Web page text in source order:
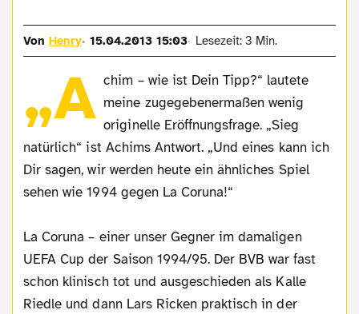
VonHenry 15.04.2013 15:03 Lesezeit: 3 Min.
„A chim – wie ist Dein Tipp?“ lautete
meine zugegebenermaßen wenig
originelle Eröffnungsfrage. „Sieg
natürlich“ ist Achims Antwort. „Und eines kann ich
Dir sagen, wir werden heute ein ähnliches Spiel
sehen wie 1994 gegen La Coruna!“
La Coruna – einer unser Gegner im damaligen
UEFA Cup der Saison 1994/95. Der BVB war fast
schon klinisch tot und ausgeschieden als Kalle
Riedle und dann Lars Ricken praktisch in der